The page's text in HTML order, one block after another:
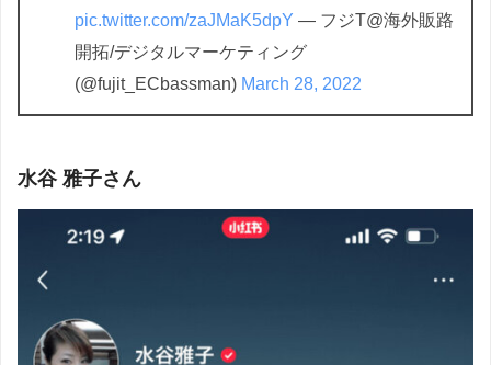
pic.twitter.com/zaJMaK5dpY — フジT@海外販路
開拓/デジタルマーケティング
(@fujit_ECbassman) March 28, 2022
水谷 雅子さん